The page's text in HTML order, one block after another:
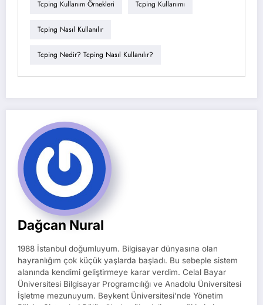
Tcping Kullanım Örnekleri Tcping Kullanımı
Tcping Nasıl Kullanılır
Tcping Nedir? Tcping Nasıl Kullanılır?
Dağcan Nural
1988 İstanbul doğumluyum. Bilgisayar dünyasına olan
hayranlığım çok küçük yaşlarda başladı. Bu sebeple sistem
alanında kendimi geliştirmeye karar verdim. Celal Bayar
Üniversitesi Bilgisayar Programcılığı ve Anadolu Üniversitesi
İşletme mezunuyum. Beykent Üniversitesi'nde Yönetim